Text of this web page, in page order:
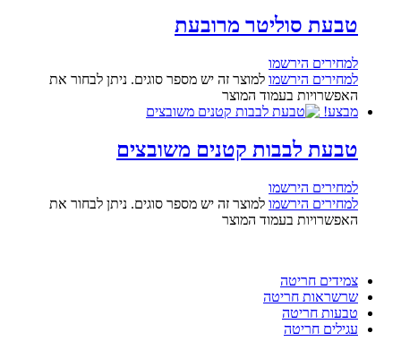
טבעת סוליטר מרובעת
למחירים הירשמו
למחירים הירשמו למוצר זה יש מספר סוגים. ניתן לבחור את
האפשרויות בעמוד המוצר
מבצע!
טבעת לבבות קטנים משובצים
למחירים הירשמו
למחירים הירשמו למוצר זה יש מספר סוגים. ניתן לבחור את
האפשרויות בעמוד המוצר
צמידים חריטה
שרשראות חריטה
טבעות חריטה
עגילים חריטה